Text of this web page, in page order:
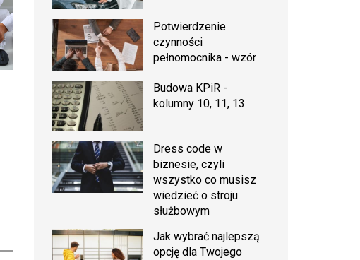
Potwierdzenie
czynności
pełnomocnika - wzór
Budowa KPiR -
kolumny 10, 11, 13
Dress code w
biznesie, czyli
wszystko co musisz
wiedzieć o stroju
służbowym
Jak wybrać najlepszą
opcję dla Twojego